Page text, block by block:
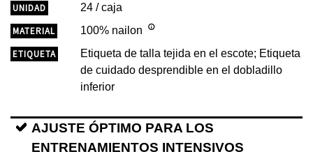
UNIDAD
24 / caja
MATERIAL
100% nailon
ETIQUETA
Etiqueta de talla tejida en el escote; Etiqueta
de cuidado desprendible en el dobladillo
inferior
AJUSTE ÓPTIMO PARA LOS
ENTRENAMIENTOS INTENSIVOS